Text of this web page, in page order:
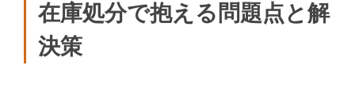
在庫処分で抱える問題点と解
決策